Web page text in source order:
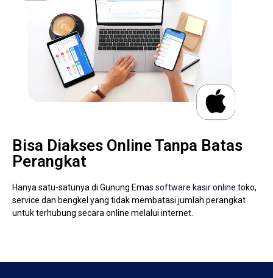
Bisa Diakses Online Tanpa Batas
Perangkat
Hanya satu-satunya di Gunung Emas software kasir online toko,
service dan bengkel yang tidak membatasi jumlah perangkat
untuk terhubung secara online melalui internet.